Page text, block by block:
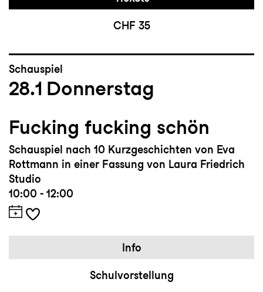
CHF 35
Schauspiel
28.1 Donnerstag
Fucking fucking schön
Schauspiel nach 10 Kurzgeschichten von Eva
Rottmann in einer Fassung von Laura Friedrich
Studio
10:00 - 12:00
Info
Schulvorstellung